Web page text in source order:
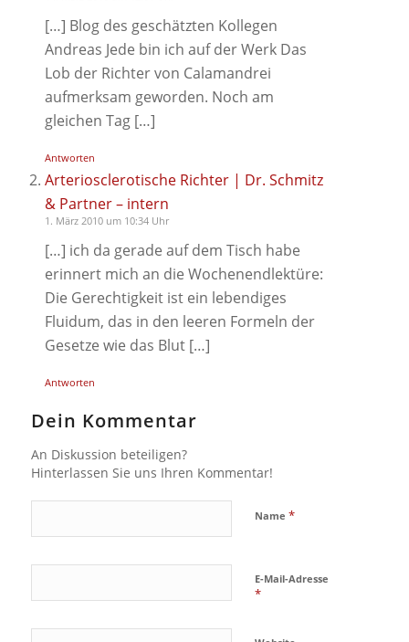
[…] Blog des geschätzten Kollegen
Andreas Jede bin ich auf der Werk Das
Lob der Richter von Calamandrei
aufmerksam geworden. Noch am
gleichen Tag […]
Antworten
Arteriosclerotische Richter | Dr. Schmitz
& Partner – intern
1. März 2010 um 10:34 Uhr
[…] ich da gerade auf dem Tisch habe
erinnert mich an die Wochenendlektüre:
Die Gerechtigkeit ist ein lebendiges
Fluidum, das in den leeren Formeln der
Gesetze wie das Blut […]
Antworten
Dein Kommentar
An Diskussion beteiligen?
Hinterlassen Sie uns Ihren Kommentar!
Name *
E-Mail-Adresse
*